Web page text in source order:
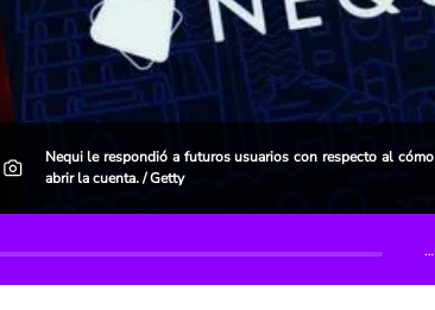
Nequi le respondió a futuros usuarios con respecto al
abrir la cuenta. / Getty
…